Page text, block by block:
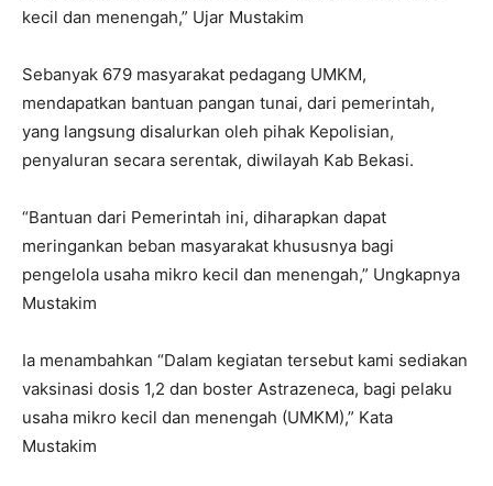
kecil dan menengah,” Ujar Mustakim
Sebanyak 679 masyarakat pedagang UMKM,
mendapatkan bantuan pangan tunai, dari pemerintah,
yang langsung disalurkan oleh pihak Kepolisian,
penyaluran secara serentak, diwilayah Kab Bekasi.
“Bantuan dari Pemerintah ini, diharapkan dapat
meringankan beban masyarakat khususnya bagi
pengelola usaha mikro kecil dan menengah,” Ungkapnya
Mustakim
Ia menambahkan “Dalam kegiatan tersebut kami sediakan
vaksinasi dosis 1,2 dan boster Astrazeneca, bagi pelaku
usaha mikro kecil dan menengah (UMKM),” Kata
Mustakim